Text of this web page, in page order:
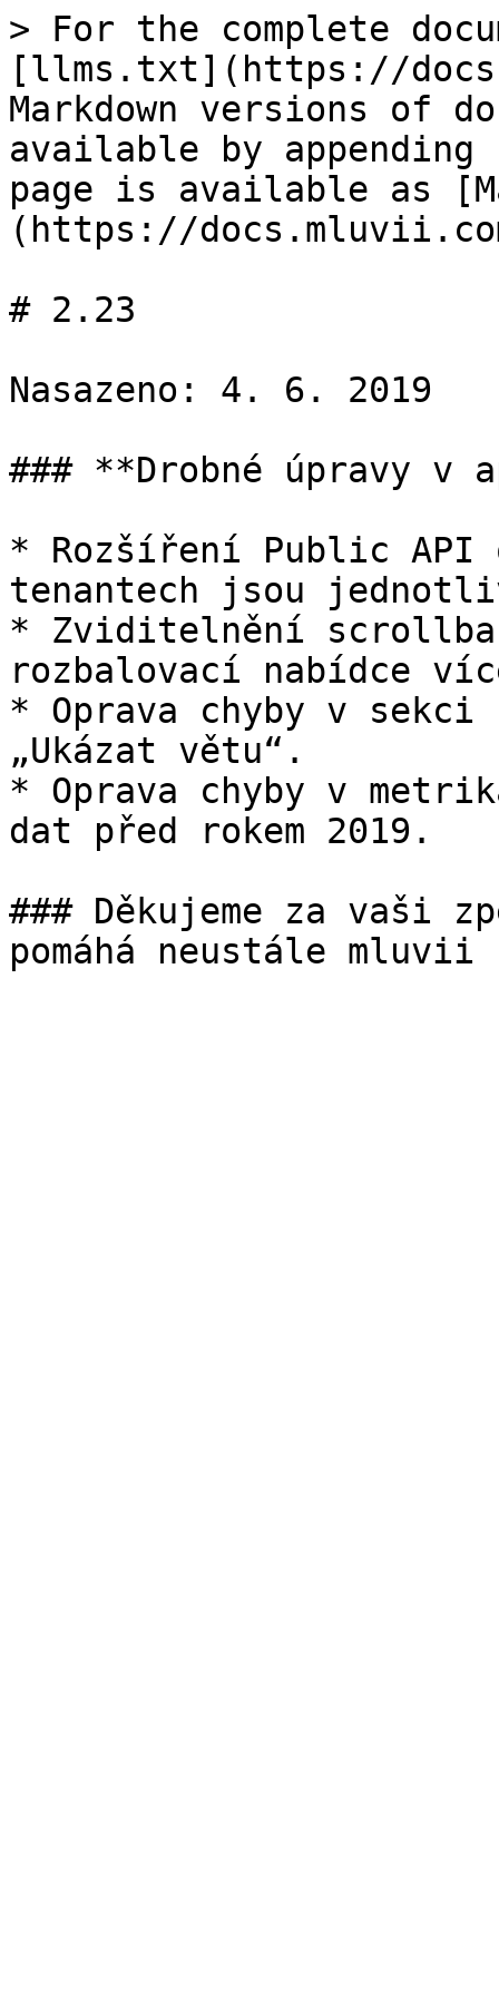
> For the complete
[llms.txt](https://
Markdown versions of
available by
page is available as
(https://
# 2.23
Nasazeno: 4. 6. 2019
### **Drobné úpravy v
* Rozšíření Public
tenantech jsou
* Zviditelnění
rozbalovací nabídce
* Oprava chyby v
„Ukázat větu“.
* Oprava chyby v
dat před rokem 2019.
### Děkujeme za vaši